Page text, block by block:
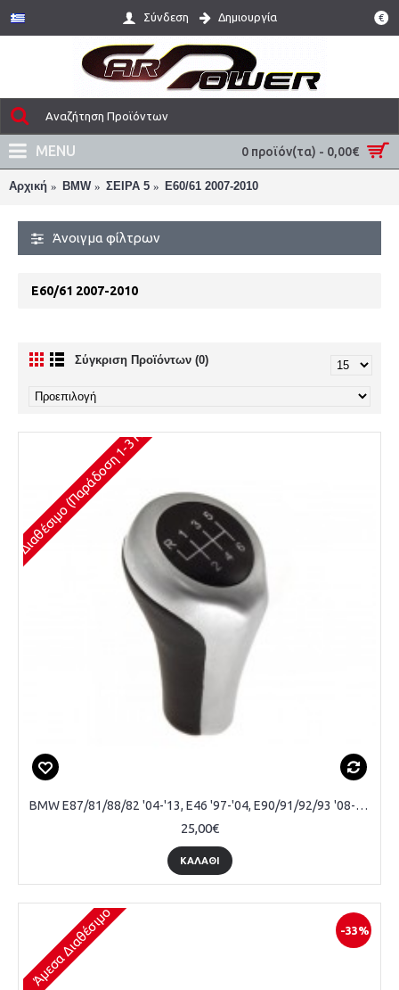
€
Σύνδεση Δημιουργία
0 προϊόν(τα) - 0,00€
MENU
Αρχική BMW ΣΕΙΡΑ 5 E60/61 2007-2010
Άνοιγμα φίλτρων
E60/61 2007-2010
Σύγκριση Προϊόντων (0)
Διαθέσιμο (Παράδοση 1-3 Ημέρες)
BMW E87/81/88/82 '04-'13, E46 '97-'04, E90/91/92/93 '08-'13, E39 '95-'03, E60/61 '03-'10, X1 E84 '09-'15, X3 F25 '10-'17 ΠΟΜΟΛΟ ΛΕΒΙΕ ΤΑΧΥΤΗΤΩΝ ΑΣΗΜΙ ΜΕ 6 ΤΑΧΤΗΤΕΣ
25,00€
ΚΑΛΆΘΙ
-33%
Άμεσα Διαθέσιμο